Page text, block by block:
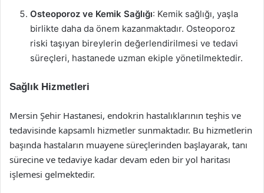
Osteoporoz ve Kemik Sağlığı: Kemik sağlığı, yaşla
birlikte daha da önem kazanmaktadır. Osteoporoz
riski taşıyan bireylerin değerlendirilmesi ve tedavi
süreçleri, hastanede uzman ekiple yönetilmektedir.
Sağlık Hizmetleri
Mersin Şehir Hastanesi, endokrin hastalıklarının teşhis ve
tedavisinde kapsamlı hizmetler sunmaktadır. Bu hizmetlerin
başında hastaların muayene süreçlerinden başlayarak, tanı
sürecine ve tedaviye kadar devam eden bir yol haritası
işlemesi gelmektedir.